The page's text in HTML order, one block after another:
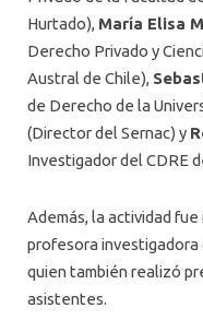
Hurtado), María Elisa
Derecho Privado y
Austral de Chile),
de Derecho de la
(Director del Sernac) y
Investigador del CDRE
Además, la actividad
profesora investigadora
quien también realizó
asistentes.